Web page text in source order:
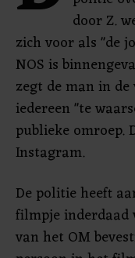
door Z.
zich voor als "de
NOS is
zegt de man in
iedereen "te
publieke omroep.
Instagram.
De politie heeft
filmpje inderdaad
van het OM